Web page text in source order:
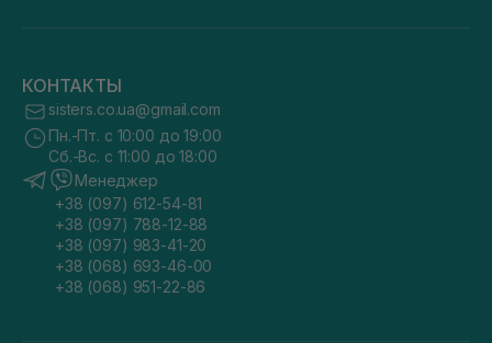
КОНТАКТЫ
sisters.co.ua@gmail.com
Пн.-Пт. с 10:00 до 19:00
Сб.-Вс. с 11:00 до 18:00
Менеджер
+38 (097) 612-54-81
+38 (097) 788-12-88
+38 (097) 983-41-20
+38 (068) 693-46-00
+38 (068) 951-22-86